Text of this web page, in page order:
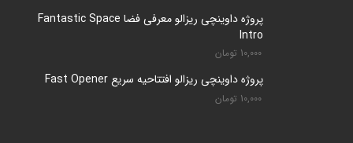
پروژه داوینچی ریزالو معرفی فضا Fantastic Space
Intro
10,000 تومان
پروژه داوینچی ریزالو افتتاحیه سریع Fast Opener
10,000 تومان